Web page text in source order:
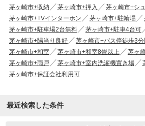
茅ヶ崎市+収納
茅ヶ崎市+押入
茅ヶ崎市+シ
茅ヶ崎市+TVインターホン
茅ヶ崎市+駐輪場
茅ヶ崎市+駐車場2台無料
茅ヶ崎市+駐車4台可
茅ヶ崎市+陽当り良好
茅ヶ崎市+バス停徒歩3分
茅ヶ崎市+和室
茅ヶ崎市+和室8畳以上
茅ヶ
茅ヶ崎市+雨戸
茅ヶ崎市+室内洗濯機置き場
茅ヶ崎市+保証会社利用可
最近検索した条件